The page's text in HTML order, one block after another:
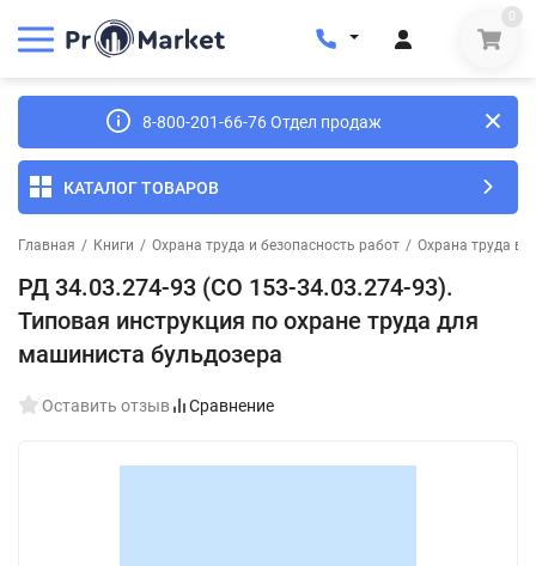
0
8-800-201-66-76 Отдел продаж
КАТАЛОГ ТОВАРОВ
Главная / Книги / Охрана труда и безопасность работ / Охрана труда в
РД 34.03.274-93 (СО 153-34.03.274-93).
Типовая инструкция по охране труда для
машиниста бульдозера
Оставить отзыв Сравнение